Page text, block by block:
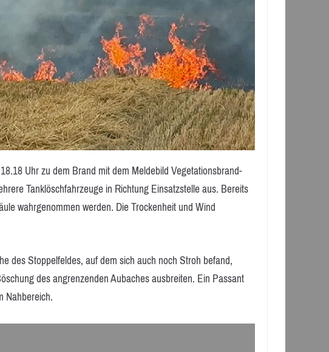
Uhr zu dem Brand mit dem Meldebild Vegetationsbrand-
Tanklöschfahrzeuge in Richtung Einsatzstelle aus. Bereits
wahrgenommen werden. Die Trockenheit und Wind
des Stoppelfeldes, auf dem sich auch noch Stroh befand,
des angrenzenden Aubaches ausbreiten. Ein Passant
Nahbereich.